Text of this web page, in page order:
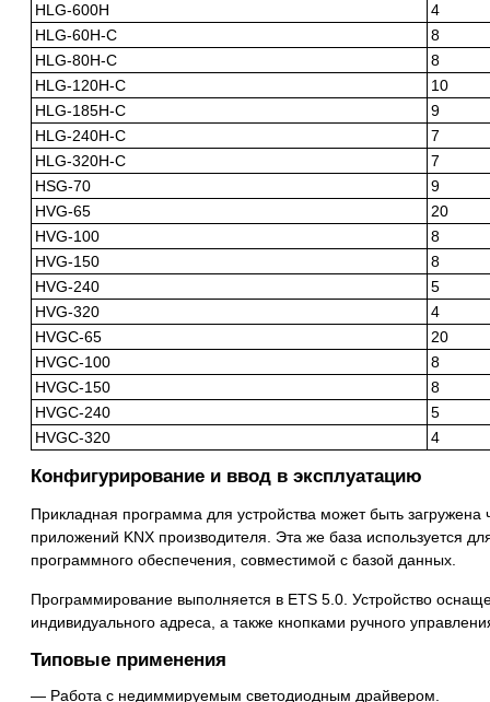
HLG-600H
4
HLG-60H-C
8
HLG-80H-C
8
HLG-120H-C
10
HLG-185H-C
9
HLG-240H-C
7
HLG-320H-C
7
HSG-70
9
HVG-65
20
HVG-100
8
HVG-150
8
HVG-240
5
HVG-320
4
HVGC-65
20
HVGC-100
8
HVGC-150
8
HVGC-240
5
HVGC-320
4
Конфигурирование и ввод в эксплуатацию
Прикладная программа для устройства может быть
приложений KNX производителя. Эта же база используется
программного обеспечения, совместимой с базой данных.
Программирование выполняется в ETS 5.0. Устройство
индивидуального адреса, а также кнопками ручного
Типовые применения
Работа с недиммируемым светодиодным драйвером.